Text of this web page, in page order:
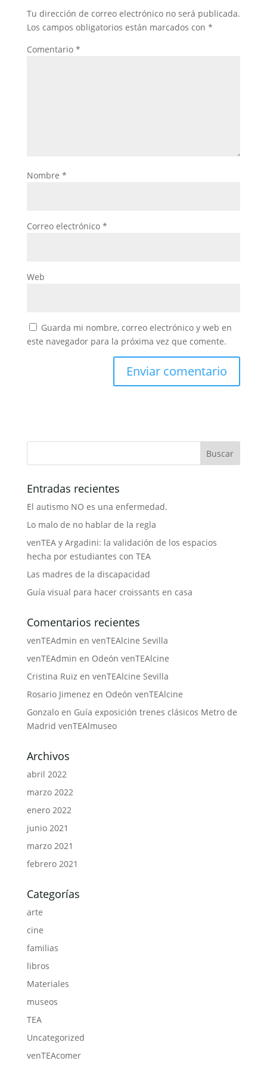
o
o
k
p
p
n tir
Tu dirección de correo electrónico no será publicada.
Los campos obligatorios están marcados con *
Comentario *
Nombre *
Correo electrónico *
Web
Guarda mi nombre, correo electrónico y web en
este navegador para la próxima vez que comente.
Entradas recientes
El autismo NO es una enfermedad.
Lo malo de no hablar de la regla
venTEA y Argadini: la validación de los espacios
hecha por estudiantes con TEA
Las madres de la discapacidad
Guía visual para hacer croissants en casa
Comentarios recientes
venTEAdmin en venTEAlcine Sevilla
venTEAdmin en Odeón venTEAlcine
Cristina Ruiz en venTEAlcine Sevilla
Rosario Jimenez en Odeón venTEAlcine
Gonzaloen Guía exposición trenes clásicos Metro de
Madrid venTEAlmuseo
Archivos
abril 2022
marzo 2022
enero 2022
junio 2021
marzo 2021
febrero 2021
Categorías
arte
cine
familias
libros
Materiales
museos
TEA
Uncategorized
venTEAcomer